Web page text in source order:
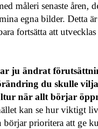
måleri senaste åren,
egna bilder. Detta
fortsätta att
ju ändrat
du skulle
när allt börjar
kan se hur viktigt
börjar prioritera att ge